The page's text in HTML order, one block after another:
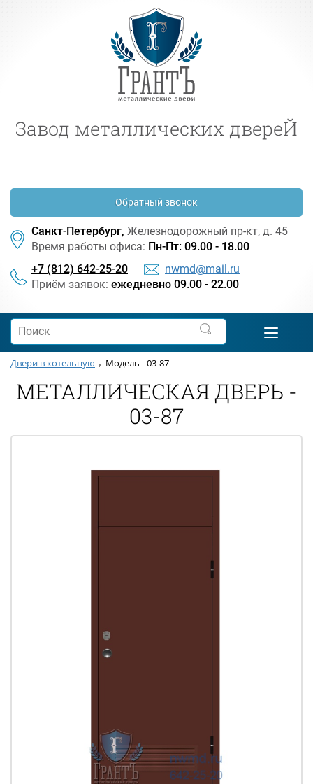
Завод металлических двереЙ
Обратный звонок
Санкт-Петербург, Железнодорожный пр-кт, д. 45
Время работы офиса: Пн-Пт: 09.00 - 18.00
+7 (812) 642-25-20
nwmd@mail.ru
Приём заявок: ежедневно 09.00 - 22.00
Двери в котельную Модель - 03-87
МЕТАЛЛИЧЕСКАЯ ДВЕРЬ -
03-87